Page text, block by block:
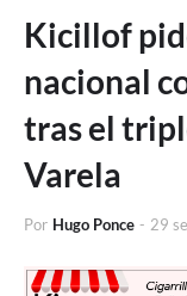
Kicillof
nacional
tras el
Varela
Por Hugo Ponce - 29